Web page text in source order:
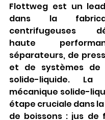
Flottweg est un
dans la
centrifugeuses
haute
séparateurs, de
et de systèmes de
solide-liquide. La
mécanique solide-
étape cruciale dans
de boissons : jus de